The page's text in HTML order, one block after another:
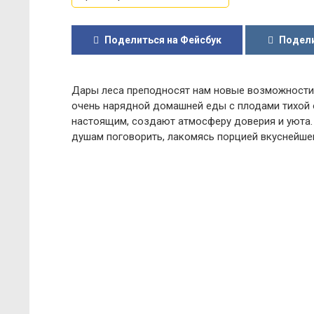
Поделиться на Фейсбук
Дары леса преподносят нам новые
очень нарядной домашней еды с плодами
настоящим, создают атмосферу доверия и
душам поговорить, лакомясь порцией